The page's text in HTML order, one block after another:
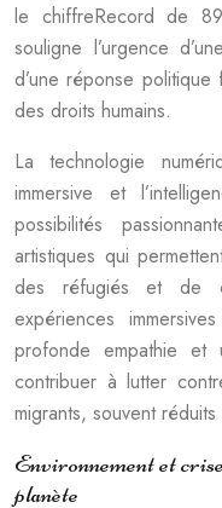
le chiffreRecord de
souligne l’urgence
d’une réponse
des droits humains.
La technologie
immersive et
possibilités
artistiques qui
des réfugiés et de
expériences
profonde empathie et
contribuer à lutter
migrants, souvent
Environnement et
planète